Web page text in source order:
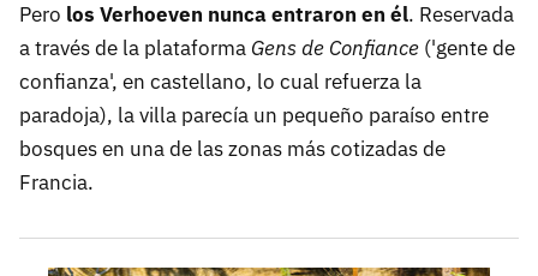
Pero los Verhoeven nunca entraron en él. Reservada
a través de la plataforma Gens de Confiance ('gente de
confianza', en castellano, lo cual refuerza la
paradoja), la villa parecía un pequeño paraíso entre
bosques en una de las zonas más cotizadas de
Francia.